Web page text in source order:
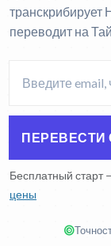
транскрибирует
переводит на
ПЕРЕВЕСТИ
Бесплатный старт
цены